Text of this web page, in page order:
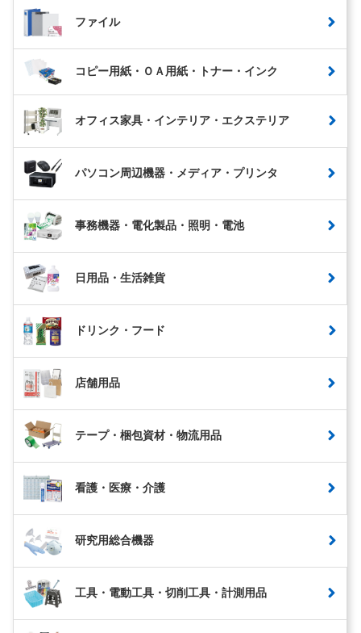
ファイル
コピー用紙・ＯＡ用紙・トナー・インク
オフィス家具・インテリア・エクステリア
パソコン周辺機器・メディア・プリンタ
事務機器・電化製品・照明・電池
日用品・生活雑貨
ドリンク・フード
店舗用品
テープ・梱包資材・物流用品
看護・医療・介護
研究用総合機器
工具・電動工具・切削工具・計測用品